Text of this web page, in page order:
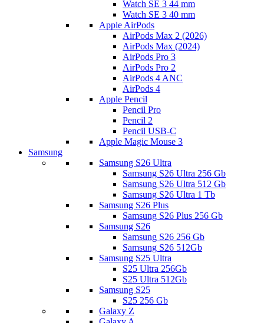
Watch SE 3 44 mm
Watch SE 3 40 mm
Apple AirPods
AirPods Max 2 (2026)
AirPods Max (2024)
AirPods Pro 3
AirPods Pro 2
AirPods 4 ANC
AirPods 4
Apple Pencil
Pencil Pro
Pencil 2
Pencil USB-C
Apple Magic Mouse 3
Samsung
Samsung S26 Ultra
Samsung S26 Ultra 256 Gb
Samsung S26 Ultra 512 Gb
Samsung S26 Ultra 1 Tb
Samsung S26 Plus
Samsung S26 Plus 256 Gb
Samsung S26
Samsung S26 256 Gb
Samsung S26 512Gb
Samsung S25 Ultra
S25 Ultra 256Gb
S25 Ultra 512Gb
Samsung S25
S25 256 Gb
Galaxy Z